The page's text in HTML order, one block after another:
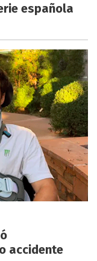
española
accidente